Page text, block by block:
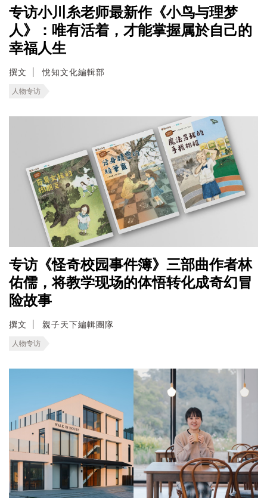
专访小川糸老师最新作《小鸟与理梦
人》：唯有活着，才能掌握属於自己的
幸福人生
撰文 悅知文化編輯部
人物专访
专访《怪奇校园事件簿》三部曲作者林
佑儒，将教学现场的体悟转化成奇幻冒
险故事
撰文 親子天下編輯團隊
人物专访